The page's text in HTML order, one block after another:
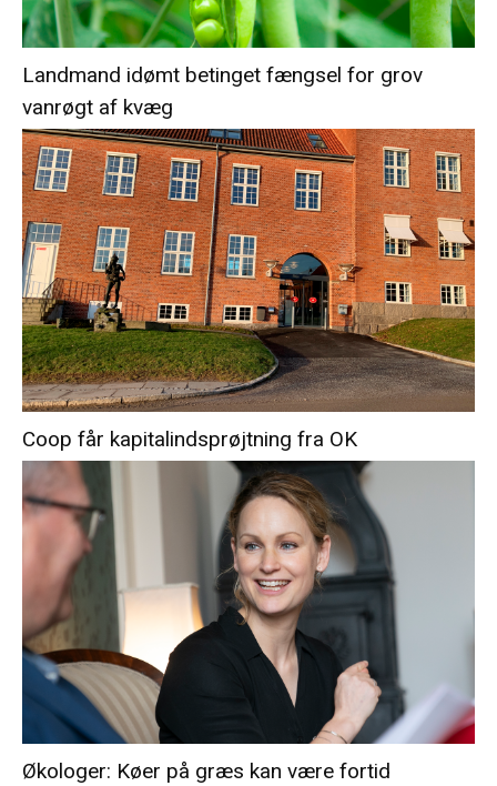
Landmand idømt betinget fængsel for grov
vanrøgt af kvæg
Coop får kapitalindsprøjtning fra OK
Økologer: Køer på græs kan være fortid